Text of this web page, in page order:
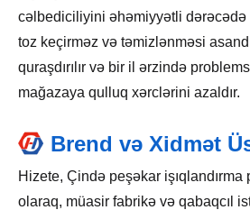
cəlbediciliyini əhəmiyyətli dərəcədə
toz keçirməz və təmizlənməsi
quraşdırılır və bir il ərzində
mağazaya qulluq xərclərini azaldır.
Brend və Xidmət
Hizete, Çində peşəkar işıqlandırma
olaraq, müasir fabrikə və qabaqcıl